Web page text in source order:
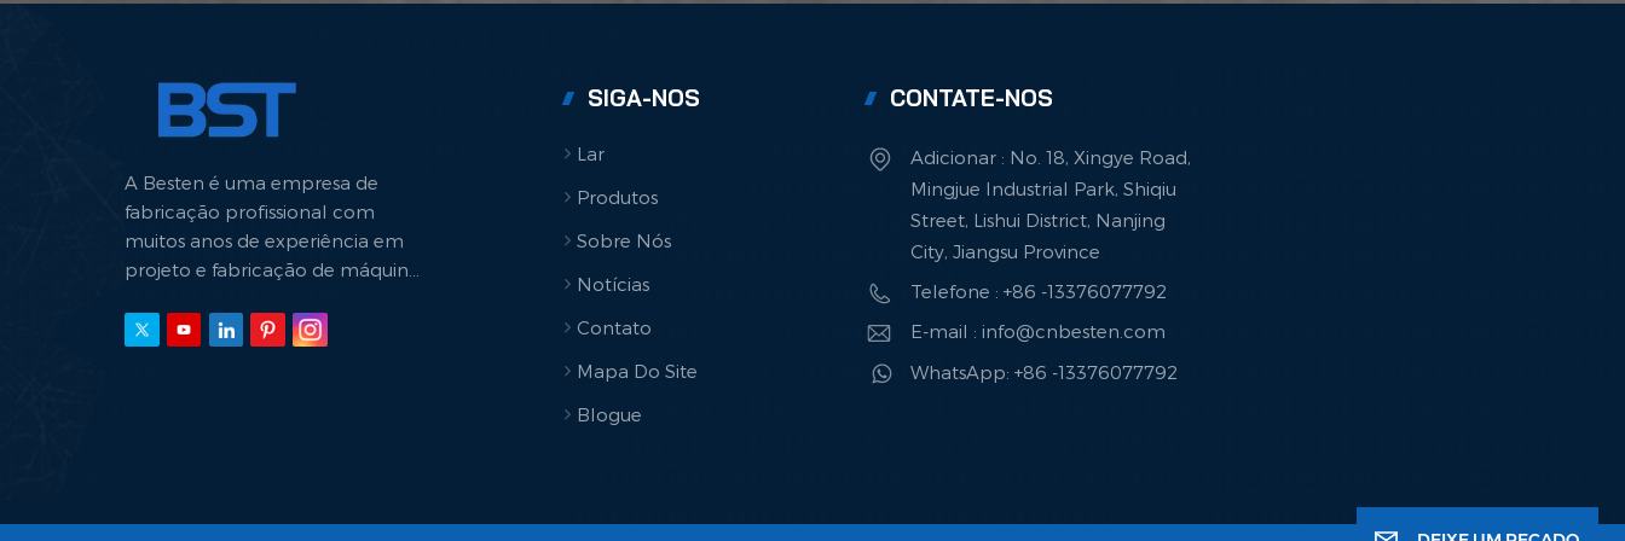
A Besten é uma empresa de
fabricação profissional com
muitos anos de experiência em
projeto e fabricação de máquinas
SIGA-NOS
Lar
Produtos
Sobre Nós
Notícias
Contato
Mapa Do Site
Blogue
CONTATE-NOS
Adicionar : No. 18, Xingye Road,
Mingjue Industrial Park, Shiqiu
Street, Lishui District, Nanjing
City, Jiangsu Province
Telefone : +86 -13376077792
E-mail : info@cnbesten.com
WhatsApp: +86 -13376077792